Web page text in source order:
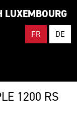
LUXEMBOURG
FR DE
1200 RS